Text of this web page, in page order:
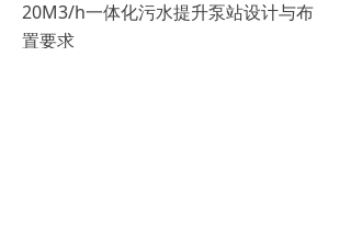
20M3/h一体化污水提升泵站设计与布
置要求